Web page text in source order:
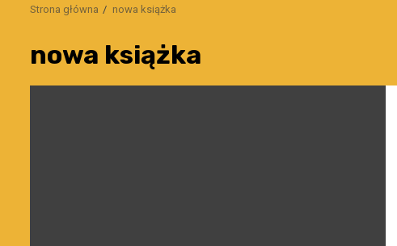
Strona główna nowa książka
nowa książka